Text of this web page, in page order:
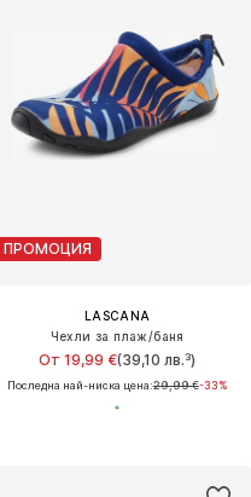
ПРОМОЦИЯ
LASCANA
Чехли за плаж/баня
От 19,99 €(39,10 лв.³)
Последна най-ниска цена:29,99 €-33%